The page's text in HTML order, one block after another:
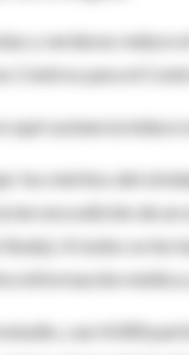
y verduras
Centros para el
qué sustancia
los méritos del
tercera edición de
A todos se
información médica
estudio, casi 4.000